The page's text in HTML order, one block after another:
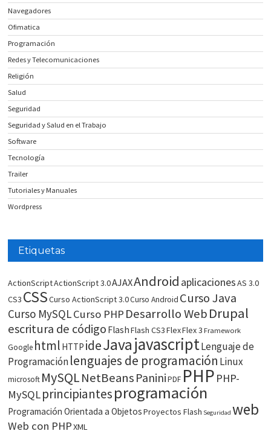
Navegadores
Ofimatica
Programación
Redes y Telecomunicaciones
Religión
Salud
Seguridad
Seguridad y Salud en el Trabajo
Software
Tecnología
Trailer
Tutoriales y Manuales
Wordpress
Etiquetas
ActionScriptActionScript 3.0AJAXAndroid aplicacionesAS 3.0
CS3 CSSCurso ActionScript 3.0Curso Android Curso Java
Curso MySQLCurso PHP Desarrollo WebDrupal
escritura de código FlashFlash CS3FlexFlex 3 Framework
Google html HTTP ideJavajavascriptLenguaje de
Programaciónlenguajes de programación Linux
microsoft MySQLNetBeans Panini PDF PHP PHP-
MySQLprincipiantesprogramación
Programación Orientada a ObjetosProyectos Flash Seguridad web
Web con PHPXML